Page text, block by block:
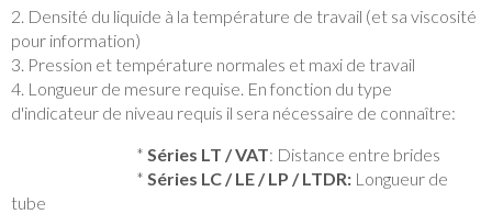
2. Densité du liquide à la température de travail (et sa viscosité
pour information)
3. Pression et température normales et maxi de travail
4. Longueur de mesure requise. En fonction du type
d'indicateur de niveau requis il sera nécessaire de connaître:
* Séries LT / VAT: Distance entre brides
* Séries LC / LE / LP / LTDR: Longueur de
tube